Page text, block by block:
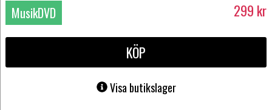
MusikDVD 299 kr
KÖP
Visa butikslager